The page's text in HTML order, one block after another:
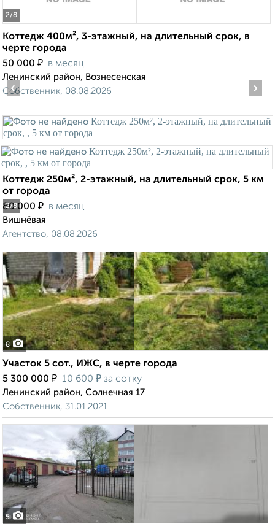
2/8
Коттедж 400м², 3-этажный, на длительный срок, в
черте города
50 000 ₽ в месяц
Ленинский район, Вознесенская
Собственник, 08.08.2026
2/8
‹ ›
Коттедж 250м², 2-этажный, на длительный срок, 5 км
от города
80 000 ₽ в месяц
Вишнёвая
Агентство, 08.08.2026
8
Участок 5 сот., ИЖС, в черте города
5 300 000 ₽ 10 600 ₽ за сотку
Ленинский район, Солнечная 17
Собственник, 31.01.2021
5